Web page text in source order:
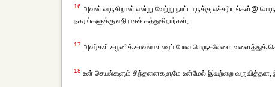
16 அவன் வருகிறான் என்று வேற்று நாட்டாருக்கு எச்சரியுங்கள்@
நகரங்களுக்கு எதிராகக் கத்துகிறார்கள்,
17 அவர்கள் கழனிக் காவலாளரைப் போல யெருசலேமை வளைத்துக்
18 உன் செயல்களும் சிந்தனைகளுமே உன்மேல் இவற்றை வருவித்தன,